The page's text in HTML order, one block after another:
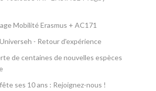
Mobilité Erasmus + AC171
- Retour d'expérience
de centaines de nouvelles espèces
ses 10 ans : Rejoignez-nous !